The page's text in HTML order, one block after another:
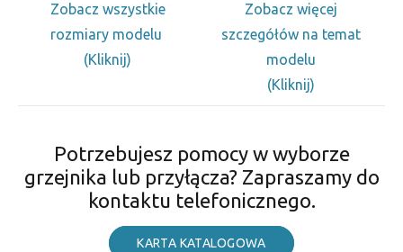
Zobacz wszystkie
rozmiary modelu
(Kliknij)
Zobacz więcej
szczegółów na temat
modelu
(Kliknij)
Potrzebujesz pomocy w wyborze
grzejnika lub przyłącza? Zapraszamy do
kontaktu telefonicznego.
KARTA KATALOGOWA